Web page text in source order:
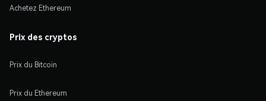
Achetez Ethereum
Prix des cryptos
Prix du Bitcoin
Prix du Ethereum